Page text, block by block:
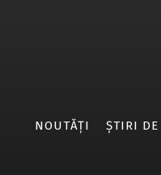
NOUTĂȚI ȘTIRI